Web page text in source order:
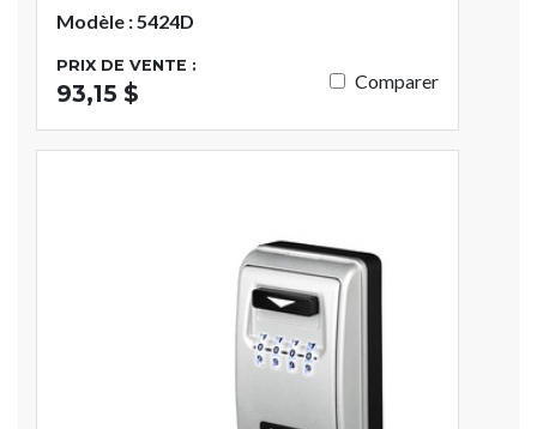
Modèle : 5424D
PRIX DE VENTE :
93,15 $ Comparer